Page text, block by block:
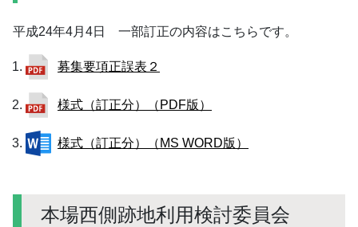
平成24年4月4日 一部訂正の内容はこちらです。
募集要項正誤表２
様式（訂正分）（PDF版）
様式（訂正分）（MS WORD版）
本場西側跡地利用検討委員会